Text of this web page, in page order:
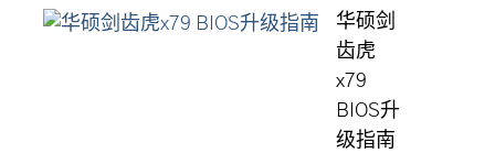
华硕剑
齿虎
x79
BIOS升
级指南